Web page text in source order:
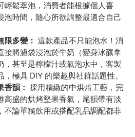
輕鬆萃泡，消費者能根據個人喜
泡時間，隨心所欲調整最適合自己
多變： 這款產品不只能泡水！消
接將濾袋浸泡於牛奶（變身冰釀拿
，甚至是檸檬汁或氣泡水中，客製
極具 DIY 的樂趣與社群話題性。
韻： 採用精緻的中烘焙工藝，完
高盛的烘烤堅果香氣，尾韻帶有淡
不論單獨飲用或搭配乳品調配都非